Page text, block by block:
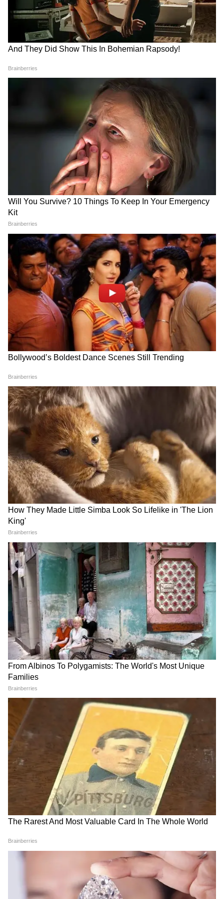
प्रश्नपत्र वितरण प्रणाली में अतिरिक्त सुरक्षा
जैसे कदम लागू किए जा सकते हैं।
क्यों रद्द हुई NEET UG 2026 परीक्षा?
पेपर लीक के आरोपों के बाद मामला तेजी से गंभीर हुआ।
जांच एजेंसियों, खासकर राजस्थान स्पेशल ऑपरेशन ग्रुप,
को एक कथित “गेस पेपर” मिला जो असली परीक्षा से
बेहद मिलता-जुलता बताया गया। प्रारंभिक जांच में सामने
आया कि करीब 120 प्रश्न वास्तविक पेपर से मेल खाते थे।
इनमें लगभग 90 सवाल बायोलॉजी के और करीब 30 प्रश्न
केमेस्ट्री के बताए जा रहे हैं। इसी के बाद परीक्षा की
विश्वसनीयता पर सवाल उठे और आखिरकार NTA ने
परीक्षा रद्द करने का फैसला लिया।
NEET UG 2026 Re-Exam: अब CBI जांच करेगी पूरे
पेपर लीक नेटवर्क की पड़ताल
केंद्र सरकार ने मामले की गंभीरता को देखते हुए सेंट्रल
अब यह पता लगाएगी कि पेपर लीक कैसे हुआ, गेस पेपर
कहां से आया और इसके पीछे कौन-सा संगठित नेटवर्क
काम कर रहा था। फिलहाल विशेषज्ञ छात्रों को सलाह दे
रहे हैं कि वे अफवाहों से दूर रहें और अपनी तैयारी को
लगातार बनाए रखें। क्योंकि सिलेबस और परीक्षा पैटर्न नहीं
बदला है, इसलिए अभी रणनीति बदलने के बजाय रिवीजन
और टेस्ट प्रैक्टिस पर फोकस करना ज्यादा जरूरी होगा।
NTA जल्द ही री-एग्जाम की नई तारीख जारी कर सकता
है। ऐसे में आधिकारिक वेबसाइट और नोटिफिकेशन पर
नजर बनाए रखना सबसे अहम होगा।
NEET UG 2026 Re Exam: NTA हेल्पलाइन नंबर और
ईमेल
किसी भी जानकारी या मदद के लिए छात्र NTA हेल्पलाइन
और ईमेल पर संपर्क कर सकते हैं:
ई-मेल: neet-ug@nta.ac.in
हेल्पलाइन नंबर: 011-40759000 / 011-
69227700
CJP के अंदर हो गई कलह, Abhijeet Dipke
के ही खिलाफ हो गए कई लोग!